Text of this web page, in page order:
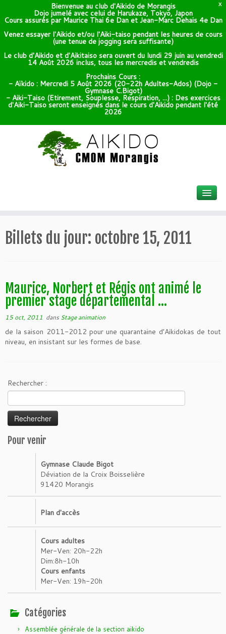
X
Bienvenue au club d'Aikido de Morangis
Dojo jumelé avec celui de Harukaze, Tokyo, Japon
Cours assurés par Maurice Thai 6e Dan et Jean-Marc Dehais 4e Dan
Venez essayer l'Aikido et/ou l'Aiki-taiso pendant les heures de cours
(une tenue de jogging sera suffisante)
Le club d'Aikido et d'Aikitaiso sera ouvert du lundi 29 juin au vendredi
14 Août 2026 inclus, tous les mercredis et vendredis
Prochains Cours :
- Aïkido : Mercredi 5 Août 2026 (20-22h Adultes-Ados) (Dojo -
Gymnase C.Bigot)
- Aiki-Taiso (Etirement, Souplesse, Respiration, ...) : Des exercices
d'Aiki-Taiso seront enseignés dans le cours d'Aikido pendant l'été
2026
Billets du jour: octobre 15, 2011
Maurice, Norbert et Régis ont animé le
premier stage départemental …
15 oct, 2011 dans Stage animation
de la saison 2011-2012 pour une quarantaine d’Aikidokas de tout
niveau, en insistant sur les formes de base.
Rechercher :
Pour venir
Gymnase Claude Bigot
Déviation de la Croix Boisselière
91420 Morangis
Plan d'accès
Cours adultes
Mer-Ven: 20h-22h
Dim:8h-10h
Cours enfants
Mer-Ven: 19h-20h
Catégories
Assemblée générale de la section aikido